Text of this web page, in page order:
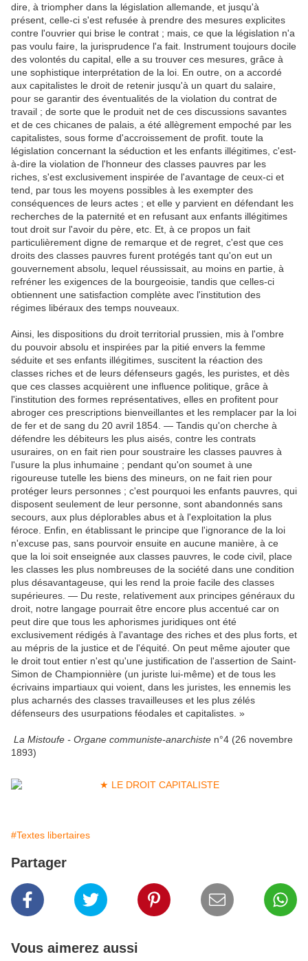
dire, à triompher dans la législation allemande, et jusqu'à
présent, celle-ci s'est refusée à prendre des mesures explicites
contre l'ouvrier qui brise le contrat ; mais, ce que la législation n'a
pas voulu faire, la jurisprudence l'a fait. Instrument toujours docile
des volontés du capital, elle a su trouver ces mesures, grâce à
une sophistique interprétation de la loi. En outre, on a accordé
aux capitalistes le droit de retenir jusqu'à un quart du salaire,
pour se garantir des éventualités de la violation du contrat de
travail ; de sorte que le produit net de ces discussions savantes
et de ces chicanes de palais, a été allègrement empoché par les
capitalistes, sous forme d'accroissement de profit. toute la
législation concernant la séduction et les enfants illégitimes, c'est-
à-dire la violation de l'honneur des classes pauvres par les
riches, s'est exclusivement inspirée de l'avantage de ceux-ci et
tend, par tous les moyens possibles à les exempter des
conséquences de leurs actes ; et elle y parvient en défendant les
recherches de la paternité et en refusant aux enfants illégitimes
tout droit sur l'avoir du père, etc. Et, à ce propos un fait
particulièrement digne de remarque et de regret, c'est que ces
droits des classes pauvres furent protégés tant qu'on eut un
gouvernement absolu, lequel réussissait, au moins en partie, à
refréner les exigences de la bourgeoisie, tandis que celles-ci
obtiennent une satisfaction complète avec l'institution des
régimes libéraux des temps nouveaux.
Ainsi, les dispositions du droit territorial prussien, mis à l'ombre
du pouvoir absolu et inspirées par la pitié envers la femme
séduite et ses enfants illégitimes, suscitent la réaction des
classes riches et de leurs défenseurs gagés, les puristes, et dès
que ces classes acquièrent une influence politique, grâce à
l'institution des formes représentatives, elles en profitent pour
abroger ces prescriptions bienveillantes et les remplacer par la loi
de fer et de sang du 20 avril 1854. — Tandis qu'on cherche à
défendre les débiteurs les plus aisés, contre les contrats
usuraires, on en fait rien pour soustraire les classes pauvres à
l'usure la plus inhumaine ; pendant qu'on soumet à une
rigoureuse tutelle les biens des mineurs, on ne fait rien pour
protéger leurs personnes ; c'est pourquoi les enfants pauvres, qui
disposent seulement de leur personne, sont abandonnés sans
secours, aux plus déplorables abus et à l'exploitation la plus
féroce. Enfin, en établissant le principe que l'ignorance de la loi
n'excuse pas, sans pourvoir ensuite en aucune manière, à ce
que la loi soit enseignée aux classes pauvres, le code civil, place
les classes les plus nombreuses de la société dans une condition
plus désavantageuse, qui les rend la proie facile des classes
supérieures. — Du reste, relativement aux principes généraux du
droit, notre langage pourrait être encore plus accentué car on
peut dire que tous les aphorismes juridiques ont été
exclusivement rédigés à l'avantage des riches et des plus forts, et
au mépris de la justice et de l'équité. On peut même ajouter que
le droit tout entier n'est qu'une justification de l'assertion de Saint-
Simon de Championnière (un juriste lui-même) et de tous les
écrivains impartiaux qui voient, dans les juristes, les ennemis les
plus acharnés des classes travailleuses et les plus zélés
défenseurs des usurpations féodales et capitalistes. »
La Mistoufe - Organe communiste-anarchiste n°4 (26 novembre
1893)
#Textes libertaires
Partager
Vous aimerez aussi